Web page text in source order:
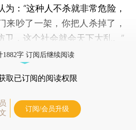
：“这种人不杀就非常危险，
来吵了一架，你把人杀掉了，
卫，这个社会就会天下大乱。”
1882字 订阅后继续阅读
取已订阅的阅读权限
订阅/会员升级